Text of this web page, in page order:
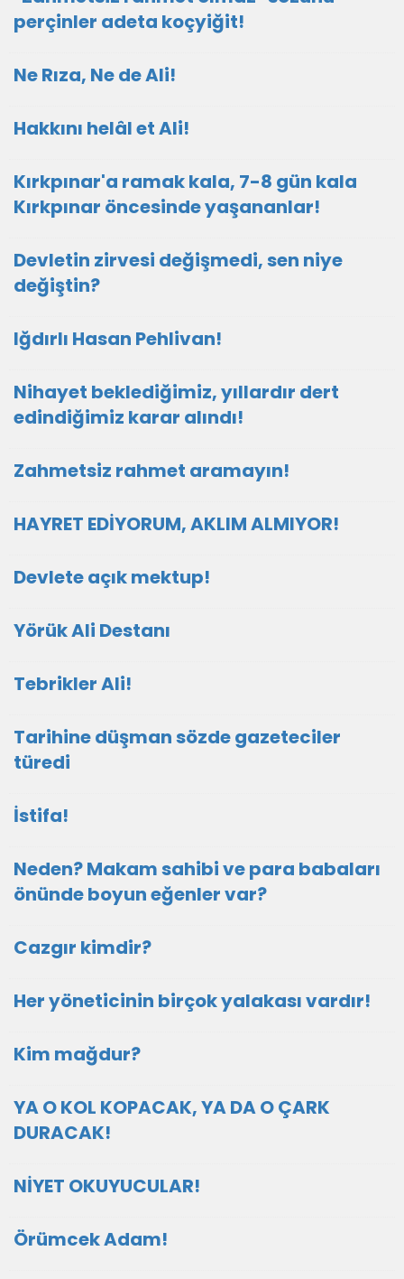
perçinler adeta koçyiğit!
Ne Rıza, Ne de Ali!
Hakkını helâl et Ali!
Kırkpınar'a ramak kala, 7-8 gün kala
Kırkpınar öncesinde yaşananlar!
Devletin zirvesi değişmedi, sen niye
değiştin?
Iğdırlı Hasan Pehlivan!
Nihayet beklediğimiz, yıllardır dert
edindiğimiz karar alındı!
Zahmetsiz rahmet aramayın!
HAYRET EDİYORUM, AKLIM ALMIYOR!
Devlete açık mektup!
Yörük Ali Destanı
Tebrikler Ali!
Tarihine düşman sözde gazeteciler
türedi
İstifa!
Neden? Makam sahibi ve para babaları
önünde boyun eğenler var?
Cazgır kimdir?
Her yöneticinin birçok yalakası vardır!
Kim mağdur?
YA O KOL KOPACAK, YA DA O ÇARK
DURACAK!
NİYET OKUYUCULAR!
Örümcek Adam!